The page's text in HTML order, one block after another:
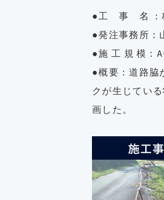
●工 事 名 ：
●発注事務所：
●施 工 規 模：
●概要：道路脇
クが生じてい
画した。